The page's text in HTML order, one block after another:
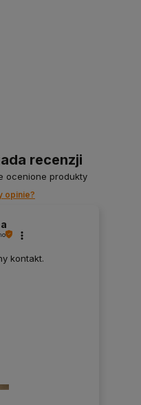
recenzji
ocenione produkty
opinie?
kontakt.